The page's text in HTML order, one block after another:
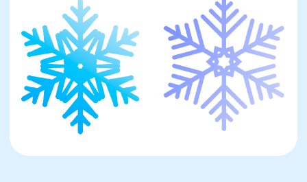
Написание сочинений
Русский язык
Нейрокурс
Отзывы
Лицензия на образование
Блог
О школе